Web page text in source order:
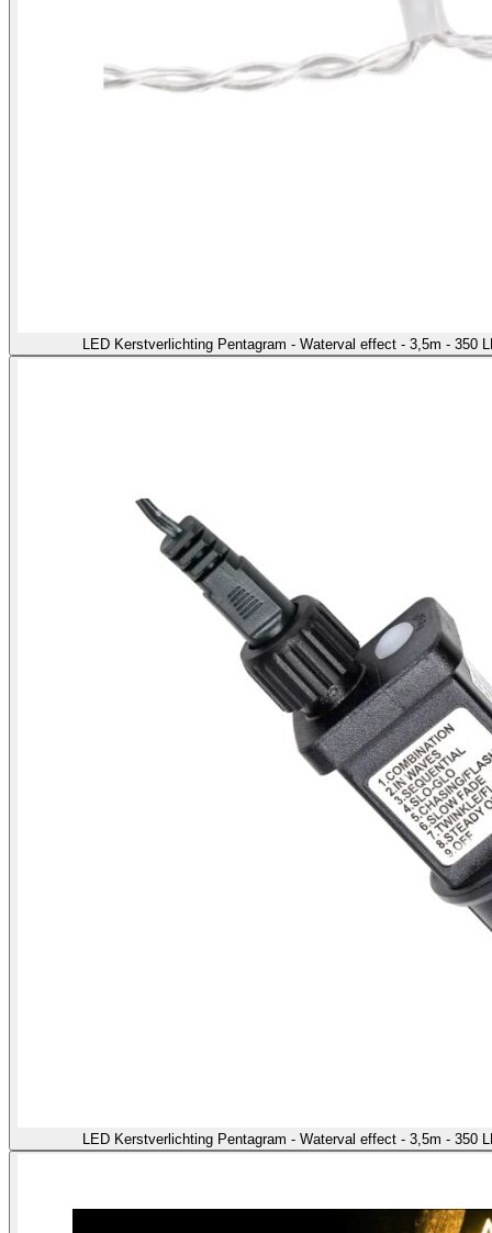
LED Kerstverlichting Pentagram - Waterval effect - 3,5m - 350
LED Kerstverlichting Pentagram - Waterval effect - 3,5m - 350